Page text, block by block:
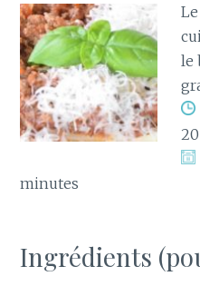
le
minutes
Ingrédients